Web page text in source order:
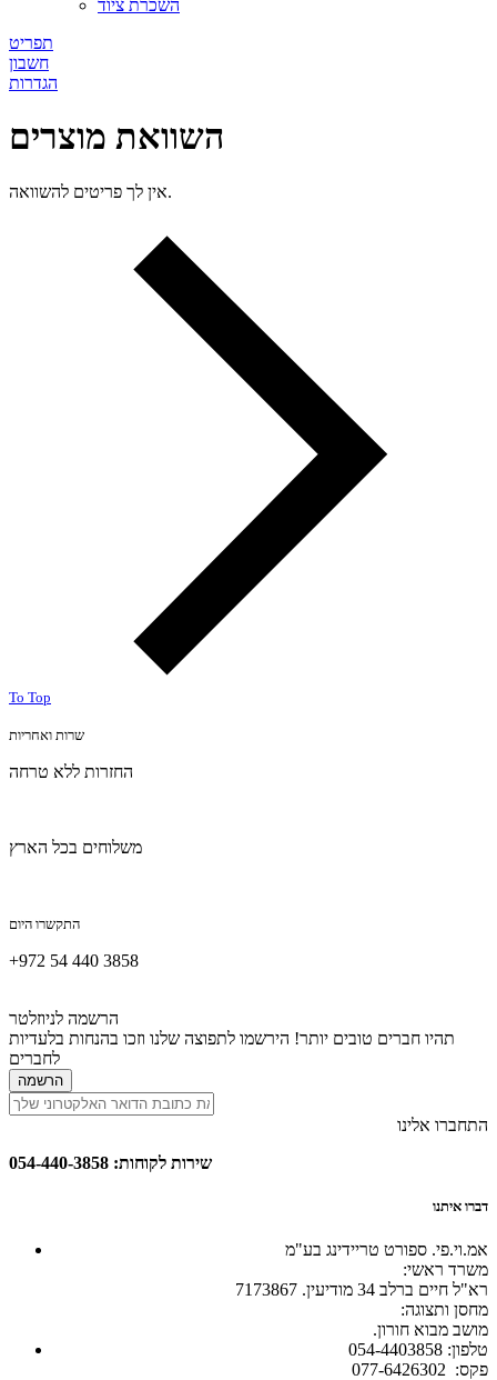
השכרת ציוד
תפריט
חשבון
הגדרות
השוואת מוצרים
אין לך פריטים להשוואה.
To Top
שרות ואחריות
החזרות ללא טרחה
משלוחים בכל הארץ
התקשרו היום
+972 54 440 3858
הרשמה לניוזלטר
תהיו חברים טובים יותר! הירשמו לתפוצה שלנו וזכו בהנחות בלעדיות
לחברים
הרשמה
התחברו אלינו
שירות לקוחות: 054-440-3858
דברו איתנו
אמ.וי.פי. ספורט טריידינג בע"מ
:משרד ראשי
רא"ל חיים ברלב 34 מודיעין. 7173867
:מחסן ותצוגה
.מושב מבוא חורון
054-4403858 :טלפון
077-6426302 :פקס